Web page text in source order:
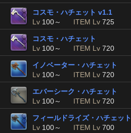
コスモ・ハチェット v1.1
Lv 100～ ITEM Lv 725
コスモ・ハチェット
Lv 100～ ITEM Lv 720
イノベーター・ハチェット
Lv 100～ ITEM Lv 720
エバーシーク・ハチェット
Lv 100～ ITEM Lv 720
フィールドライズ・ハチェット
Lv 100～ ITEM Lv 700